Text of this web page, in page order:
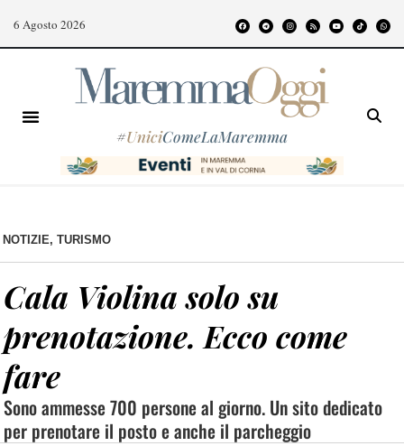
6 Agosto 2026
#UniciComeLaMaremma
NOTIZIE, TURISMO
Cala Violina solo su
prenotazione. Ecco come
fare
Sono ammesse 700 persone al giorno. Un sito dedicato
per prenotare il posto e anche il parcheggio